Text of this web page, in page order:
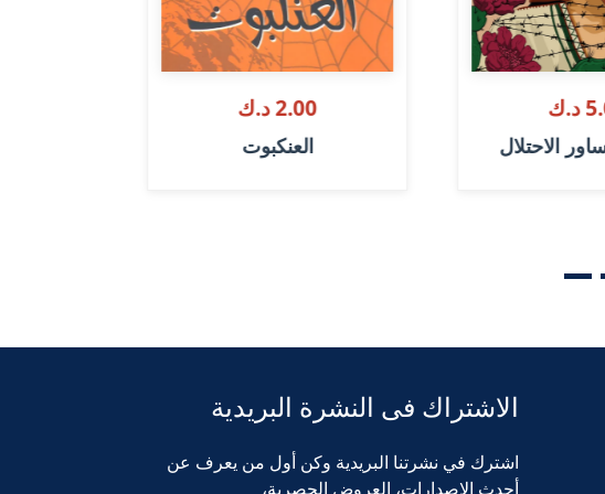
الاحتلال
2.00 د.ك
العنكبوت
الاشتراك فى النشرة البريدية
اشترك في نشرتنا البريدية وكن أول من يعرف عن
أحدث الإصدارات، العروض الحصرية،